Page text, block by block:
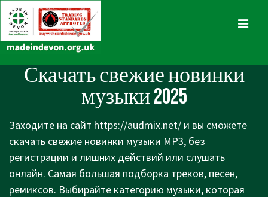
Skip
to
Content
Main
Navigation
Скачать свежие новинки
музыки 2025
Заходите на сайт https://audmix.net/ и вы сможете
скачать свежие новинки музыки MP3, без
регистрации и лишних действий или слушать
онлайн. Самая большая подборка треков, песен,
ремиксов. Выбирайте категорию музыки, которая